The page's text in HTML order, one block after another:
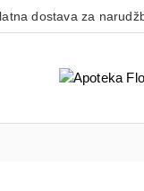
dostava za